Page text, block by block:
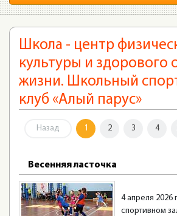
Школа - центр
культуры и здорового
жизни. Школьный
клуб «Алый парус»
Назад 1 2 3 4
Весенняя ласточка
4 апреля 2026
спортивном